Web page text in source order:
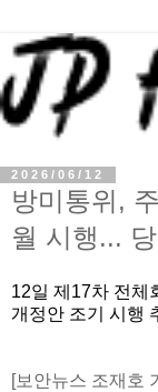
2026/06/12
방미통위,
월 시행...
12일 제17차 전체
개정안 조기 시행
[보안뉴스 조재호